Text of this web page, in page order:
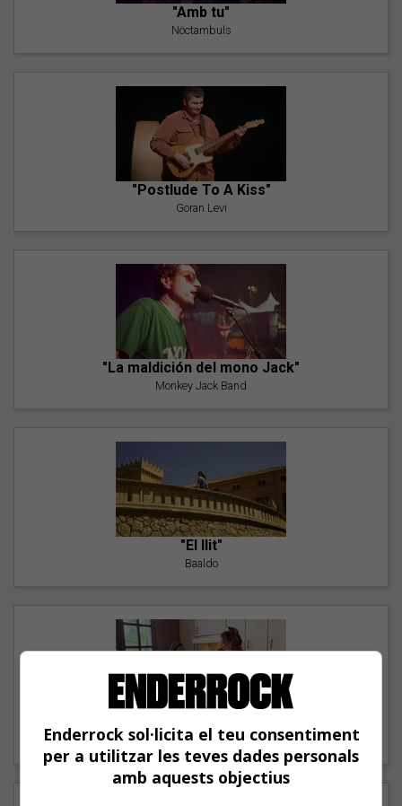
"Amb tu"
Nöctambuls
"Postlude To A Kiss"
Goran Levi
"La maldición del mono Jack"
Monkey Jack Band
"El llit"
Baaldo
Carmen y María
Enderrock sol·licita el teu consentiment
per a utilitzar les teves dades personals
amb aquests objectius